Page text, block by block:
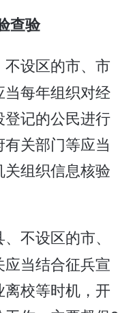
查验
设区的市、市
每年组织对经
记的公民进行
关部门等应当
组织信息核验
不设区的市、
当结合征兵宣
校等时机，开